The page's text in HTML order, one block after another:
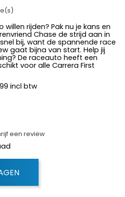
rijden? Pak nu je kans en
Chase de strijd aan in
bij, want de spannende race
gaat bijna van start. Help jij
De raceauto heeft een
voor alle Carrera First
incl btw
een review